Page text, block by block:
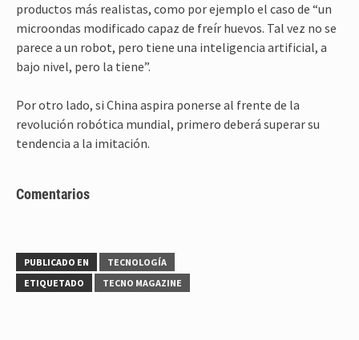
productos más realistas, como por ejemplo el caso de “un
microondas modificado capaz de freír huevos. Tal vez no se
parece a un robot, pero tiene una inteligencia artificial, a
bajo nivel, pero la tiene”.
Por otro lado, si China aspira ponerse al frente de la
revolución robótica mundial, primero deberá superar su
tendencia a la imitación.
Comentarios
PUBLICADO EN
TECNOLOGÍA
ETIQUETADO
TECNO MAGAZINE